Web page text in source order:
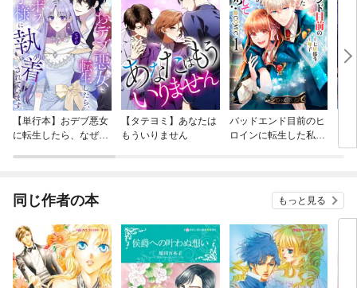
【単行本】おデブ悪女
に転生したら、なぜか
【タテヨミ】あなたは
もういりません
バッドエンド目前のヒ
ロインに転生した私、
同じ作者の本 もっと見る